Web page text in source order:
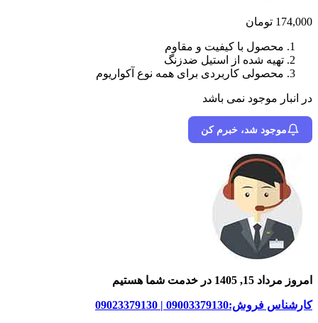
174,000 تومان
محصول با کیفیت و مقاوم
تهیه شده از استیل ضدزنگ
محصولی کاربردی برای همه نوع آکواریوم
در انبار موجود نمی باشد
موجود شد، خبرم کن
امروز مرداد 15, 1405 در خدمت شما هستیم
کارشناس فروش:09003379130 | 09023379130